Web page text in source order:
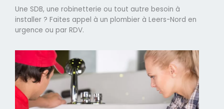
Une SDB, une robinetterie ou tout autre besoin à
installer ? Faites appel à un plombier à Leers-Nord en
urgence ou par RDV.